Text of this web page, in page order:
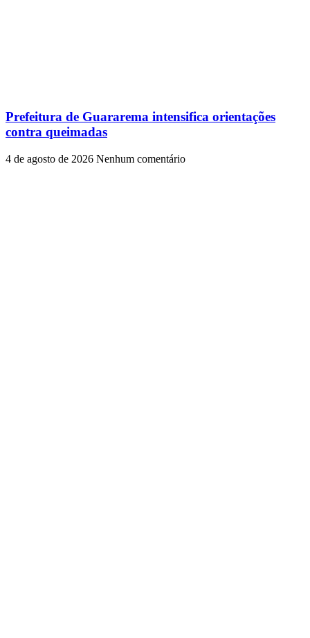
Prefeitura de Guararema intensifica orientações
contra queimadas
4 de agosto de 2026 Nenhum comentário